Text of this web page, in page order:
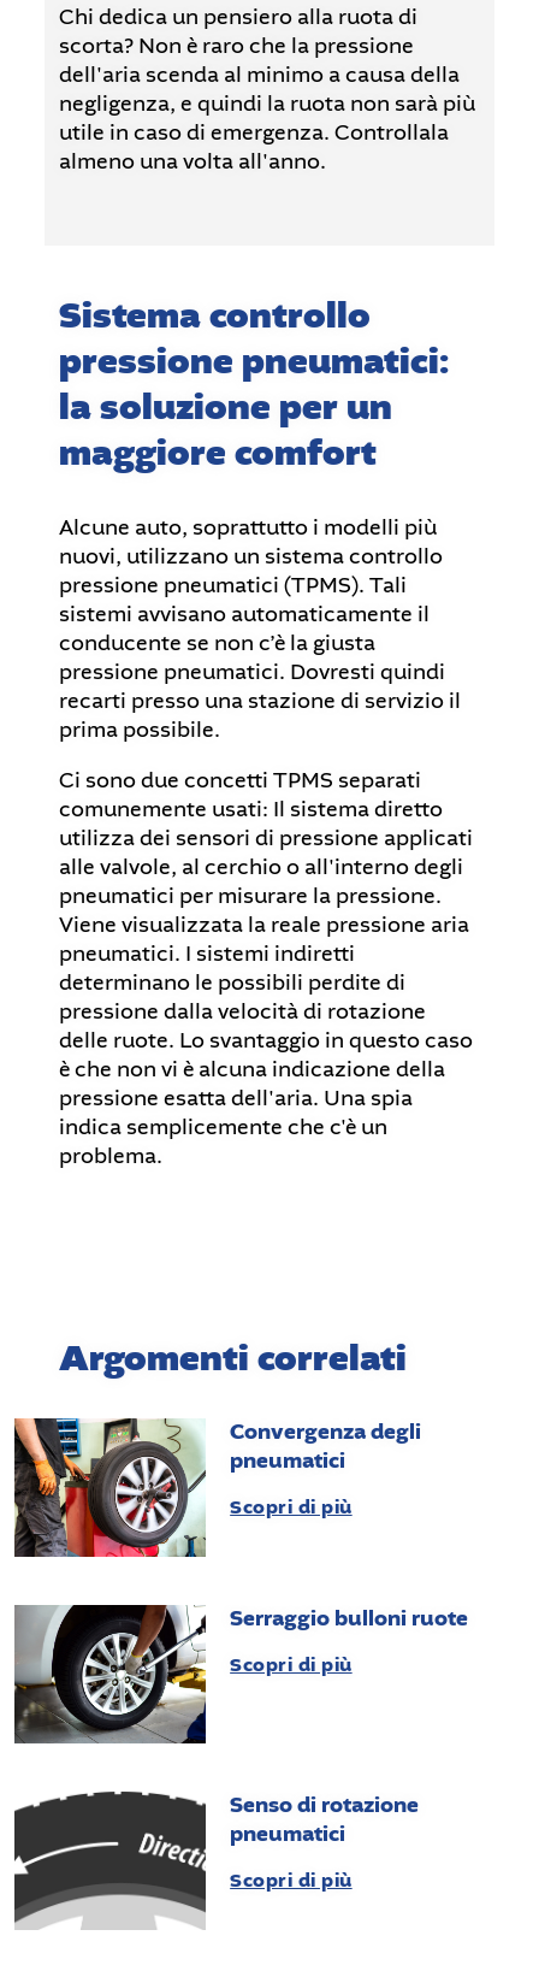
Chi dedica un pensiero alla ruota di
scorta? Non è raro che la pressione
dell'aria scenda al minimo a causa della
negligenza, e quindi la ruota non sarà più
utile in caso di emergenza. Controllala
almeno una volta all'anno.
Sistema controllo
pressione pneumatici:
la soluzione per un
maggiore comfort
Alcune auto, soprattutto i modelli più
nuovi, utilizzano un sistema controllo
pressione pneumatici (TPMS). Tali
sistemi avvisano automaticamente il
conducente se non c’è la giusta
pressione pneumatici. Dovresti quindi
recarti presso una stazione di servizio il
prima possibile.
Ci sono due concetti TPMS separati
comunemente usati: Il sistema diretto
utilizza dei sensori di pressione applicati
alle valvole, al cerchio o all'interno degli
pneumatici per misurare la pressione.
Viene visualizzata la reale pressione aria
pneumatici. I sistemi indiretti
determinano le possibili perdite di
pressione dalla velocità di rotazione
delle ruote. Lo svantaggio in questo caso
è che non vi è alcuna indicazione della
pressione esatta dell'aria. Una spia
indica semplicemente che c'è un
problema.
Argomenti correlati
Convergenza degli
pneumatici
Scopri di più
Serraggio bulloni ruote
Scopri di più
Senso di rotazione
pneumatici
Scopri di più